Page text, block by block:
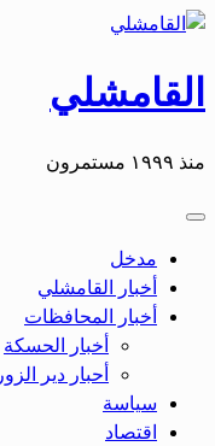
التخطي
المحتوى
القامشلي
منذ ١٩٩٩ مستمرون
مدخل
أخبار القامشلي
أخبار المحافظات
أخبار الحسكة
أحبار دير الزور
سياسة
اقتصاد